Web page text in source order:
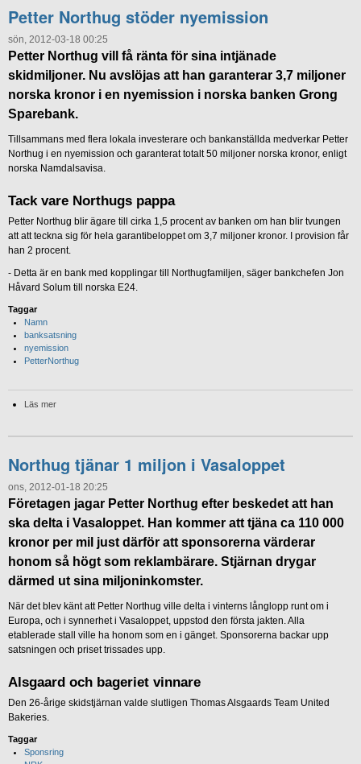
Petter Northug stöder nyemission
sön, 2012-03-18 00:25
Petter Northug vill få ränta för sina intjänade
skidmiljoner. Nu avslöjas att han garanterar 3,7 miljoner
norska kronor i en nyemission i norska banken Grong
Sparebank.
Tillsammans med flera lokala investerare och bankanställda medverkar Petter
Northug i en nyemission och garanterat totalt 50 miljoner norska kronor, enligt
norska Namdalsavisa.
Tack vare Northugs pappa
Petter Northug blir ägare till cirka 1,5 procent av banken om han blir tvungen
att att teckna sig för hela garantibeloppet om 3,7 miljoner kronor. I provision får
han 2 procent.
- Detta är en bank med kopplingar till Northugfamiljen, säger bankchefen Jon
Håvard Solum till norska E24.
Taggar
Namn
banksatsning
nyemission
PetterNorthug
Läs mer
Northug tjänar 1 miljon i Vasaloppet
ons, 2012-01-18 20:25
Företagen jagar Petter Northug efter beskedet att han
ska delta i Vasaloppet. Han kommer att tjäna ca 110 000
kronor per mil just därför att sponsorerna värderar
honom så högt som reklambärare. Stjärnan drygar
därmed ut sina miljoninkomster.
När det blev känt att Petter Northug ville delta i vinterns långlopp runt om i
Europa, och i synnerhet i Vasaloppet, uppstod den första jakten. Alla
etablerade stall ville ha honom som en i gänget. Sponsorerna backar upp
satsningen och priset trissades upp.
Alsgaard och bageriet vinnare
Den 26-årige skidstjärnan valde slutligen Thomas Alsgaards Team United
Bakeries.
Taggar
Sponsring